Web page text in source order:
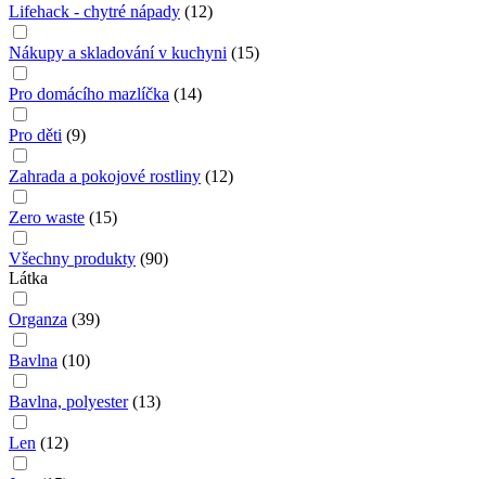
Lifehack - chytré nápady (12)
Nákupy a skladování v kuchyni (15)
Pro domácího mazlíčka (14)
Pro děti (9)
Zahrada a pokojové rostliny (12)
Zero waste (15)
Všechny produkty (90)
Látka
Organza (39)
Bavlna (10)
Bavlna, polyester (13)
Len (12)